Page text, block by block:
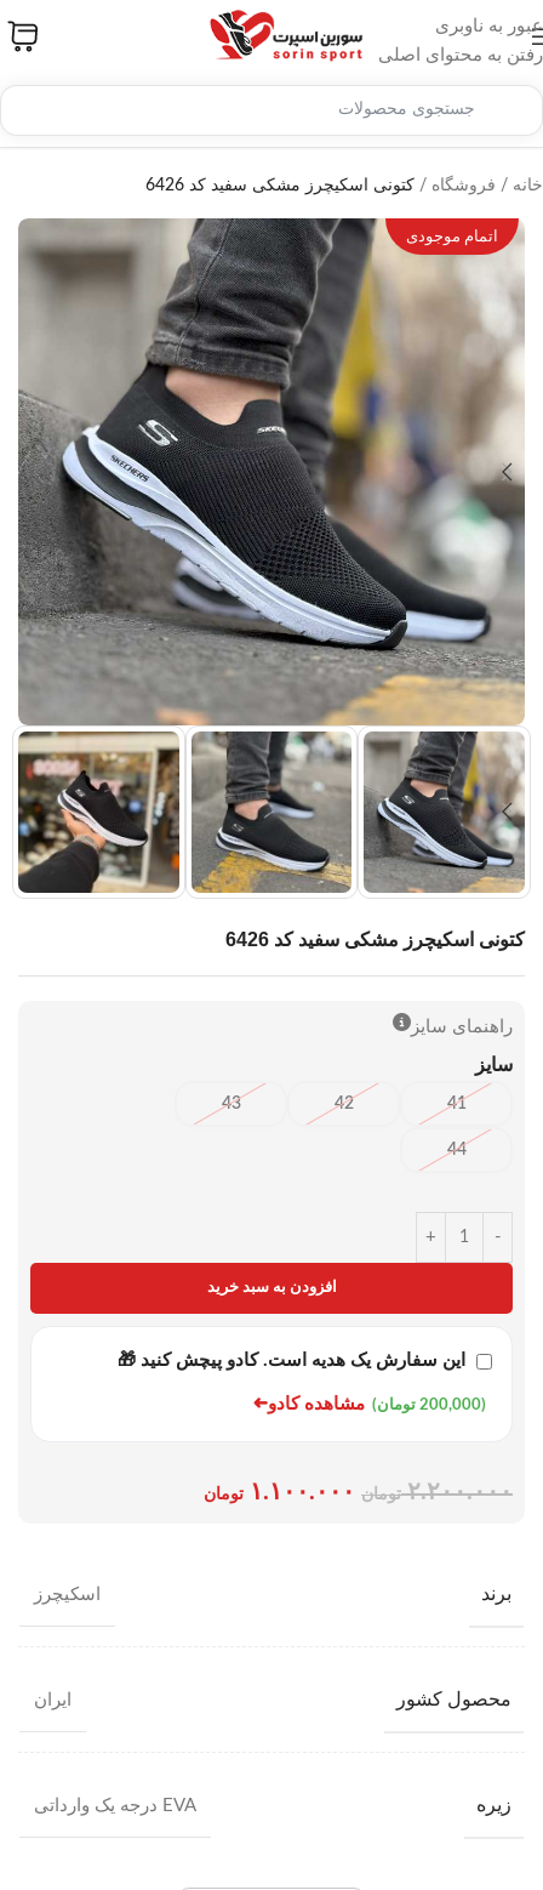
عبور به ناوبری
رفتن به محتوای اصلی
خانه / فروشگاه / کتونی اسکیچرز مشکی سفید کد 6426
اتمام موجودی
کتونی اسکیچرز مشکی سفید کد 6426
راهنمای سایز
سایز
41
42
43
44
-
+
افزودن به سبد خرید
این سفارش یک هدیه است. کادو پیچش کنید 🎁
(200,000 تومان) مشاهده کادو➜
۲.۲۰۰.۰۰۰ تومان ۱.۱۰۰.۰۰۰ تومان
برند اسکیچرز
محصول کشور ایران
زیره EVA درجه یک وارداتی